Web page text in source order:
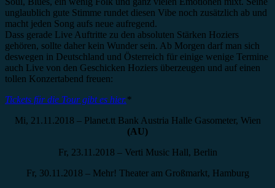
unglaublich gute Stimme rundet diesen Vibe noch zusätzlich ab und
macht jeden Song aufs neue aufregend.
Dass gerade Live Auftritte zu den absoluten Stärken Hoziers
gehören, sollte daher kein Wunder sein. Ab Morgen darf man sich
deswegen in Deutschland und Österreich für einige wenige Termine
auch Live von den Geschicken Hoziers überzeugen und auf einen
tollen Konzertabend freuen:
Tickets für die Tour gibt es hier.*
Mi, 21.11.2018 – Planet.tt Bank Austria Halle Gasometer, Wien
(AU)
Fr, 23.11.2018 – Verti Music Hall, Berlin
Fr, 30.11.2018 – Mehr! Theater am Großmarkt, Hamburg